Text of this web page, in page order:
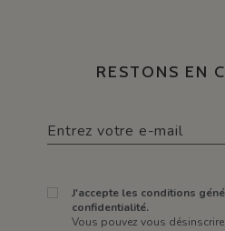
RESTONS EN
J'accepte les conditions
confidentialité.
Vous pouvez vous